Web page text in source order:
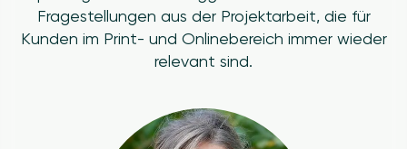
Fragestellungen aus der Projektarbeit, die für
Kunden im Print- und Onlinebereich immer wieder
relevant sind.